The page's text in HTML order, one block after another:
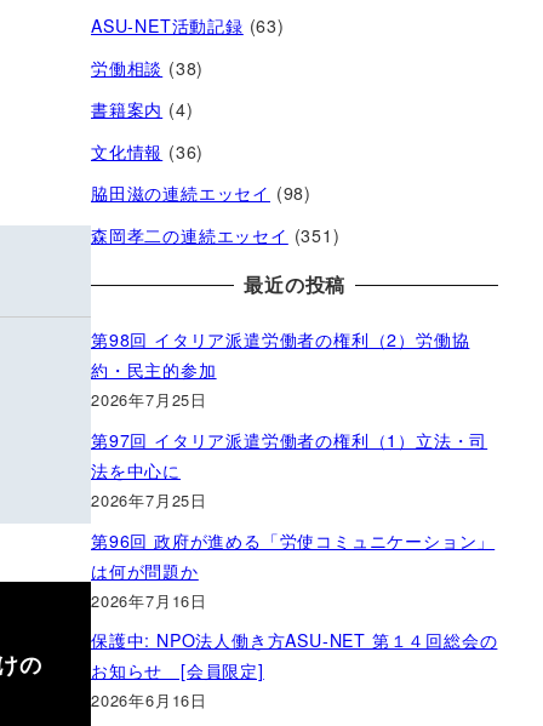
の
ASU-NET活動記録 (63)
労働相談 (38)
書籍案内 (4)
文化情報 (36)
脇田滋の連続エッセイ (98)
森岡孝二の連続エッセイ (351)
最近の投稿
第98回 イタリア派遣労働者の権利（2）労働協
約・民主的参加
2026年7月25日
第97回 イタリア派遣労働者の権利（1）立法・司
法を中心に
2026年7月25日
第96回 政府が進める「労使コミュニケーション」
は何が問題か
2026年7月16日
保護中: NPO法人働き方ASU-NET 第１４回総会の
お知らせ [会員限定]
2026年6月16日